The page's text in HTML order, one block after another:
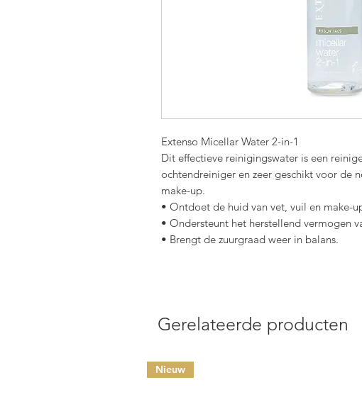
Extenso Micellar Water 2-in-1
Dit effectieve reinigingswater is een
ochtendreiniger en zeer geschikt voor de
make-up.
• Ontdoet de huid van vet, vuil en make-
• Ondersteunt het herstellend vermogen
• Brengt de zuurgraad weer in balans.
Gerelateerde producten
Nieuw